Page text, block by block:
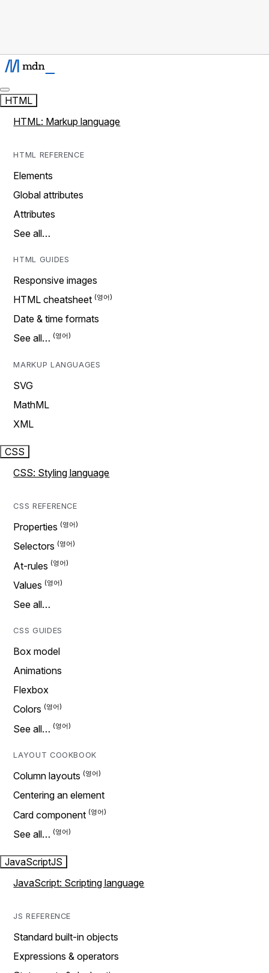
HTML
HTML: Markup language
HTML REFERENCE
Elements
Global attributes
Attributes
See all…
HTML GUIDES
Responsive images
HTML cheatsheet
Date & time formats
See all…
MARKUP LANGUAGES
SVG
MathML
XML
CSS
CSS: Styling language
CSS REFERENCE
Properties
Selectors
At-rules
Values
See all…
CSS GUIDES
Box model
Animations
Flexbox
Colors
See all…
LAYOUT COOKBOOK
Column layouts
Centering an element
Card component
See all…
JavaScriptJS
JavaScript: Scripting language
JS REFERENCE
Standard built-in objects
Expressions & operators